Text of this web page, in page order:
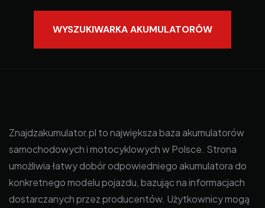
WYSZUKIWARKA AKUMULATORÓW
Znajdzakumulator.pl to największa baza akumulatorów
samochodowych i motocyklowych w Polsce. Strona
umożliwia łatwy dobór odpowiedniego akumulatora do
konkretnego modelu pojazdu, bazując na informacjach
dostarczanych przez producentów. Użytkownicy mogą